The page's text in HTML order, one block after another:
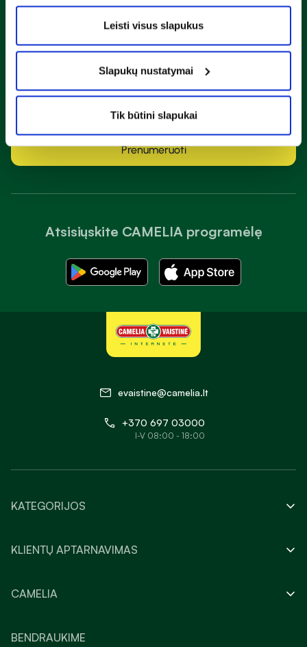
Leisti visus slapukus
Slapukų nustatymai
Tik būtini slapukai
Atsisiųskite CAMELIA programėlę
Susipažinau ir sutinku suprivatumo taisyklėmis
Prenumeruoti
evaistine@camelia.lt
+370 697 03000
I-V 08:00 - 18:00
KATEGORIJOS
KLIENTŲ APTARNAVIMAS
CAMELIA
BENDRAUKIME